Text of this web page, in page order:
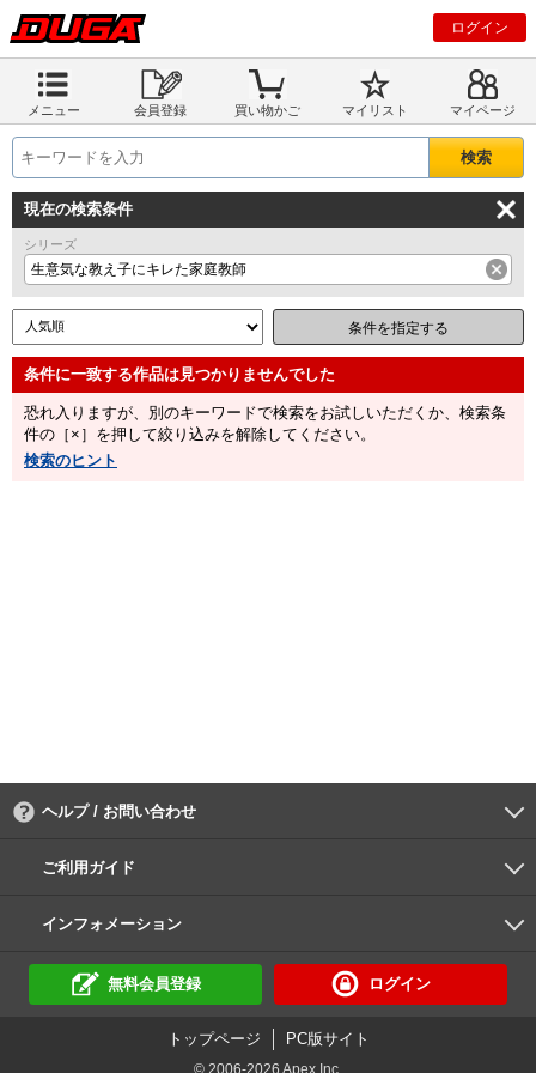
ログイン
メニュー 会員登録 買い物かご マイリスト マイページ
現在の検索条件
シリーズ
生意気な教え子にキレた家庭教師
条件を指定する
恐れ入りますが、別のキーワードで検索をお試しいただくか、検索条
件の［×］を押して絞り込みを解除してください。
検索のヒント
ヘルプ / お問い合わせ
よくあるご質問
ご利用環境
お支払い方法
パスワードの再設定
サポートセンター
ご利用ガイド
初めての方へ
会員登録の手順
作品購入の手順
動画再生の手順
検索のヒント
DUGA Player
インフォメーション
DUGAからのお知らせ
デュガの歴史とあゆみ
利用規約
個人情報保護方針
特定商取引法に基づく表示
資金決済法に基づく表示
倫理基準
サイトマップ無料会員登録 ログイン
トップページ PC版サイト
© 2006-2026 Apex Inc.